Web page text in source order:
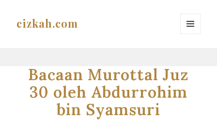
cizkah.com
Bacaan Murottal Juz
30 oleh Abdurrohim
bin Syamsuri